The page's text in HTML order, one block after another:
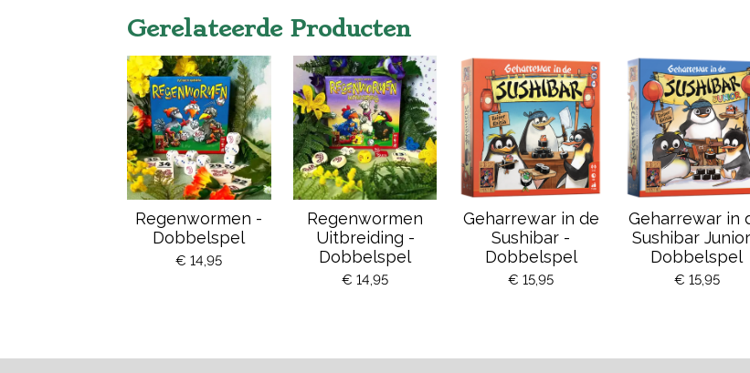
Gerelateerde Producten
Regenwormen -
Dobbelspel
€ 14,95
Regenwormen
Uitbreiding -
Dobbelspel
€ 14,95
Geharrewar in de
Sushibar -
Dobbelspel
€ 15,95
Geharrewar in
Sushibar
Dobbelspel
€ 15,95